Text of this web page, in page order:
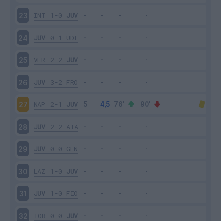
23 INT 1-0 JUV
24 JUV 0-1 UDI
25 VER 2-2 JUV
26 JUV 3-2 FRO
27 NAP 2-1 JUV
28 JUV 2-2 ATA
29 JUV 0-0 GEN
30 LAZ 1-0 JUV
31 JUV 1-0 FIO
32 TOR 0-0 JUV